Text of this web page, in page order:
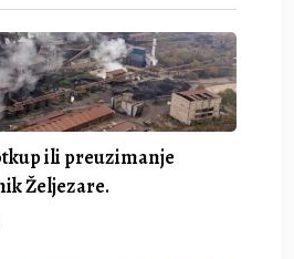
ili preuzimanje
Željezare.